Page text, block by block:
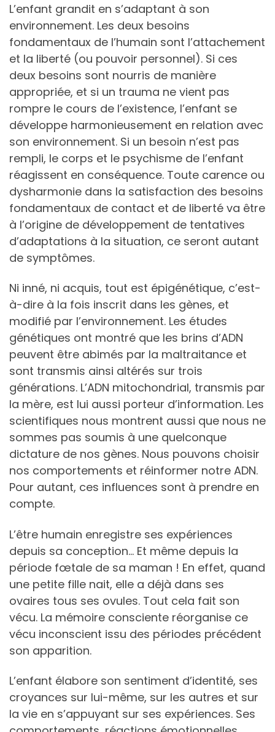
L’enfant grandit en s’adaptant à son
environnement. Les deux besoins
fondamentaux de l’humain sont l’attachement
et la liberté (ou pouvoir personnel). Si ces
deux besoins sont nourris de manière
appropriée, et si un trauma ne vient pas
rompre le cours de l’existence, l’enfant se
développe harmonieusement en relation avec
son environnement. Si un besoin n’est pas
rempli, le corps et le psychisme de l’enfant
réagissent en conséquence. Toute carence ou
dysharmonie dans la satisfaction des besoins
fondamentaux de contact et de liberté va être
à l’origine de développement de tentatives
d’adaptations à la situation, ce seront autant
de symptômes.
Ni inné, ni acquis, tout est épigénétique, c’est-
à-dire à la fois inscrit dans les gènes, et
modifié par l’environnement. Les études
génétiques ont montré que les brins d’ADN
peuvent être abimés par la maltraitance et
sont transmis ainsi altérés sur trois
générations. L’ADN mitochondrial, transmis par
la mère, est lui aussi porteur d’information. Les
scientifiques nous montrent aussi que nous ne
sommes pas soumis à une quelconque
dictature de nos gènes. Nous pouvons choisir
nos comportements et réinformer notre ADN.
Pour autant, ces influences sont à prendre en
compte.
L’être humain enregistre ses expériences
depuis sa conception… Et même depuis la
période fœtale de sa maman ! En effet, quand
une petite fille nait, elle a déjà dans ses
ovaires tous ses ovules. Tout cela fait son
vécu. La mémoire consciente réorganise ce
vécu inconscient issu des périodes précédent
son apparition.
L’enfant élabore son sentiment d’identité, ses
croyances sur lui-même, sur les autres et sur
la vie en s’appuyant sur ses expériences. Ses